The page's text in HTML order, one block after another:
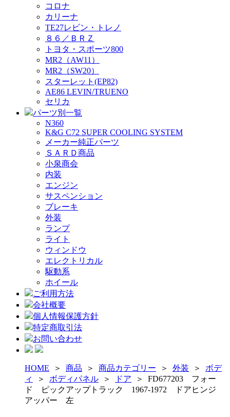
コロナ
カリーナ
TE27レビン・トレノ
８６／ＢＲＺ
トヨタ・スポーツ800
MR2（AW11）
MR2（SW20）
スターレット(EP82)
AE86 LEVIN/TRUENO
セリカ
パーツ別一覧
N360
K&G C72 SUPER COOLING SYSTEM
メーカー純正パーツ
ＳＡＲＤ商品
小泉商会
内装
エンジン
サスペンション
ブレーキ
外装
ランプ
ライト
ウィンドウ
エレクトリカル
駆動系
ホイール
ご利用方法
会社概要
個人情報保護方針
特定商取引法
お問い合わせ
HOME ＞ 商品 ＞ 商品カテゴリー ＞ 外装 ＞ ボデ
ィ
＞ ボディパネル ＞ ドア ＞ FD677203 フォー
ド ピックアップトラック 1967-1972 ドアヒンジ
アッパー 左